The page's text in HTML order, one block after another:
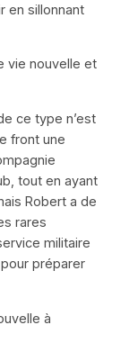
en sillonnant
vie nouvelle et
ce type n’est
front une
tout en ayant
Robert a de
rares
militaire
préparer
à